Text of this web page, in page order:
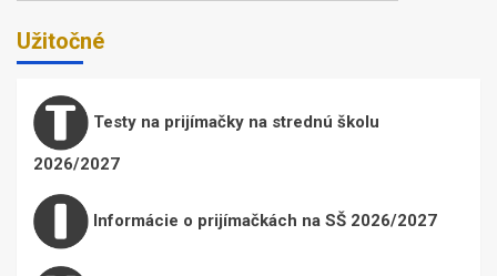
Užitočné
Testy na prijímačky na strednú školu
2026/2027
Informácie o prijímačkách na SŠ 2026/2027